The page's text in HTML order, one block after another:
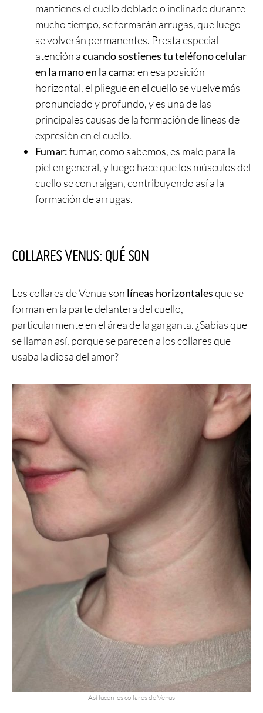
mantienes el cuello doblado o inclinado durante
mucho tiempo, se formarán arrugas, que luego
se volverán permanentes. Presta especial
atención acuando sostienes tu teléfono celular
en la mano en la cama:en esa posición
horizontal, el pliegue en el cuello se vuelve más
pronunciado y profundo, y es una de las
principales causas de la formación de líneas de
expresión en el cuello.
Fumar:fumar, como sabemos, es malo para la
piel en general, y luego hace que los músculos del
cuello se contraigan, contribuyendo así a la
formación de arrugas.
COLLARES VENUS: QUÉ SON
Los collares de Venus son líneas horizontalesque se
forman en la parte delantera del cuello,
particularmente en el área de la garganta. ¿Sabías que
se llaman así, porque se parecen a los collares que
usaba la diosa del amor?
Así lucen los collares de Venus